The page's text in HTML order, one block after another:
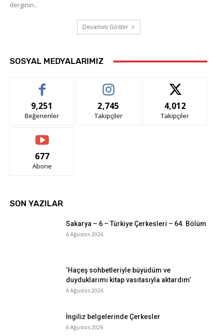
derginin...
Devamını Göster
SOSYAL MEDYALARIMIZ
9,251
Beğenenler
2,745
Takipçiler
4,012
Takipçiler
677
Abone
SON YAZILAR
Sakarya – 6 – Türkiye Çerkesleri – 64. Bölüm
6 Ağustos 2026
‘Haçeş sohbetleriyle büyüdüm ve
duyduklarımı kitap vasıtasıyla aktardım’
6 Ağustos 2026
İngiliz belgelerinde Çerkesler
6 Ağustos 2026